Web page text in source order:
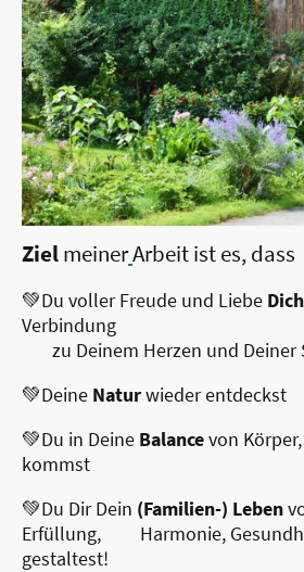
ZielmeinerArbeit ist es, dass
💚Du voller Freude und Liebe
Verbindung
zu Deinem Herzen und Deiner
💚Deine Naturwiederentdeckst
💚Du in Deine Balancevon
kommst
💚Du Dir Dein (Familien-) Leben
Erfüllung, Harmonie,
gestaltest!